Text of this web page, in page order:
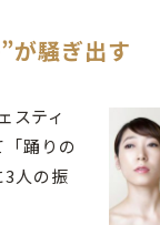
が騒ぎ出す
スティ
踊りの
3人の振